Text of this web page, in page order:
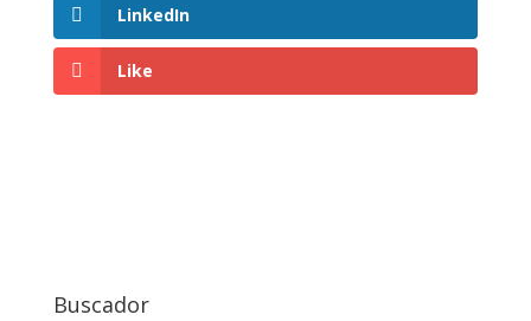
LinkedIn
Like
Buscador